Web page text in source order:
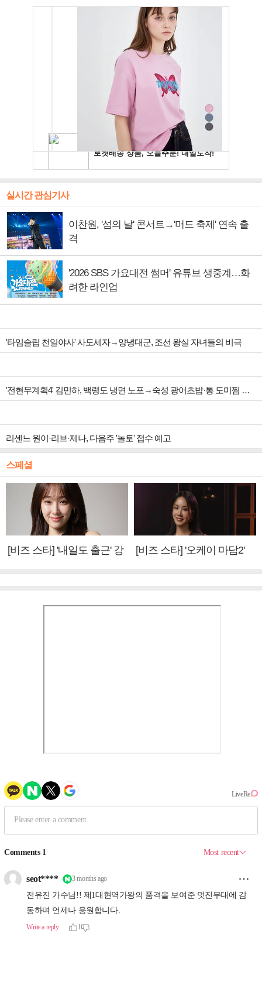
실시간 관심기사
이찬원, '섬의 날' 콘서트→'머드 축제' 연속 출
격
'2026 SBS 가요대전 썸머' 유튜브 생중계…화
려한 라인업
'타임슬립 천일야사' 사도세자→양녕대군, 조선 왕실 자녀들의 비극
'전현무계획4' 김민하, 백령도 냉면 노포→숙성 광어초밥·통 도미찜 맛집 탐방
리센느 원이·리브·제나, 다음주 '놀토' 접수 예고
스페셜
[비즈 스타] '내일도 출근' 강
[비즈 스타] '오케이 마담2'